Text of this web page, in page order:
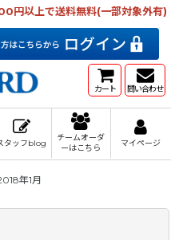
円以上で送料無料(一部対象外有)
カート 問い合わせ
タッフblog
チームオーダ
ーはこちら
マイページ
年1月